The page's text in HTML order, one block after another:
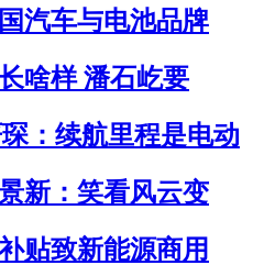
汽车与电池品牌
啥样 潘石屹要
：续航里程是电动
新：笑看风云变
贴致新能源商用